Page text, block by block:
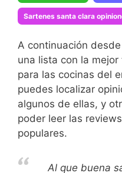
Sartenes santa clara
A continuación
una lista con la
para las cocinas del
puedes localizar
algunos de ellas, y
poder leer las
populares.
Al que buena